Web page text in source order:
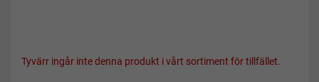
Tyvärr ingår inte denna produkt i vårt sortiment för tillfället.